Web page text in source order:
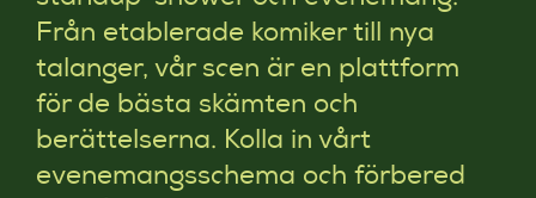
Från etablerade komiker till nya
talanger, vår scen är en plattform
för de bästa skämten och
berättelserna. Kolla in vårt
evenemangsschema och förbered